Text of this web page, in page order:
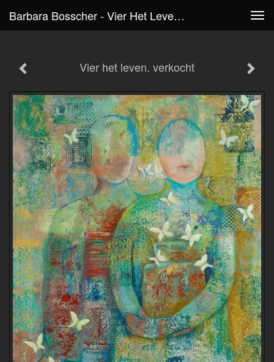
Barbara Bosscher - Vier Het Leven. Verkocht
Vier het leven. verkocht